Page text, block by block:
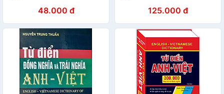
48.000 đ 125.000 đ